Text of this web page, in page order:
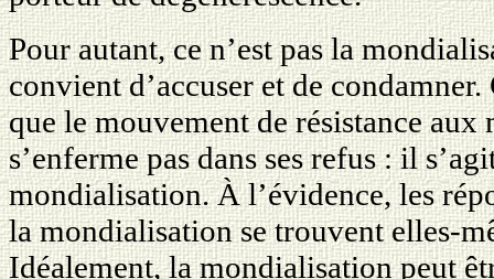
Pour autant, ce n’est pas la
convient d’accuser et de
que le mouvement de résistance
s’enferme pas dans ses refus : il
mondialisation. À l’évidence, les
la mondialisation se trouvent elles-
Idéalement, la mondialisation peut